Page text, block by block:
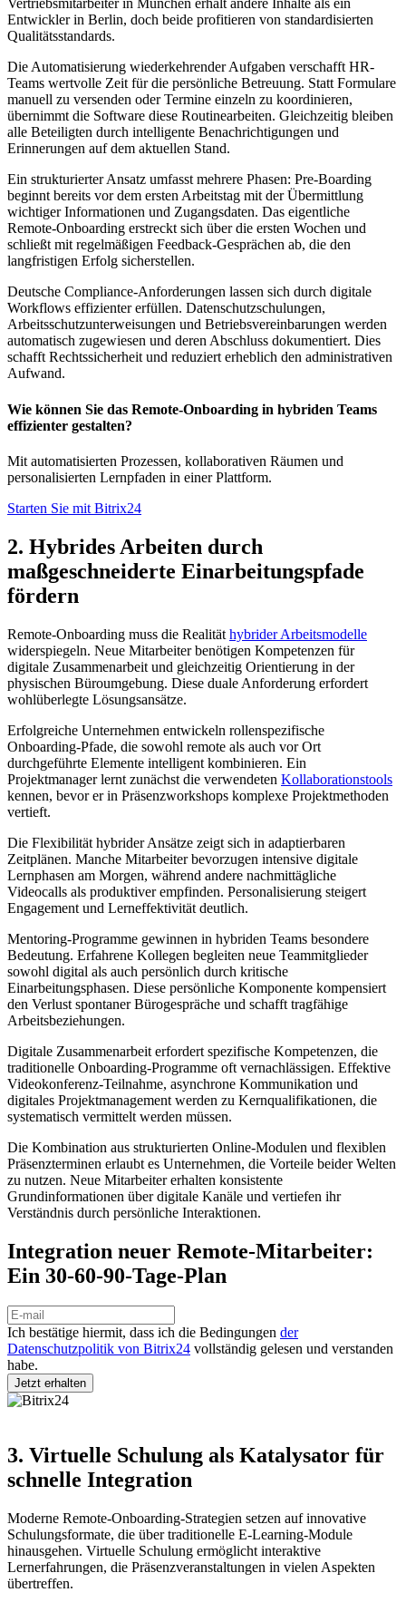
Vertriebsmitarbeiter in München erhält andere Inhalte als ein
Entwickler in Berlin, doch beide profitieren von standardisierten
Qualitätsstandards.
Die Automatisierung wiederkehrender Aufgaben verschafft HR-
Teams wertvolle Zeit für die persönliche Betreuung. Statt Formulare
manuell zu versenden oder Termine einzeln zu koordinieren,
übernimmt die Software diese Routinearbeiten. Gleichzeitig bleiben
alle Beteiligten durch intelligente Benachrichtigungen und
Erinnerungen auf dem aktuellen Stand.
Ein strukturierter Ansatz umfasst mehrere Phasen: Pre-Boarding
beginnt bereits vor dem ersten Arbeitstag mit der Übermittlung
wichtiger Informationen und Zugangsdaten. Das eigentliche
Remote-Onboarding erstreckt sich über die ersten Wochen und
schließt mit regelmäßigen Feedback-Gesprächen ab, die den
langfristigen Erfolg sicherstellen.
Deutsche Compliance-Anforderungen lassen sich durch digitale
Workflows effizienter erfüllen. Datenschutzschulungen,
Arbeitsschutzunterweisungen und Betriebsvereinbarungen werden
automatisch zugewiesen und deren Abschluss dokumentiert. Dies
schafft Rechtssicherheit und reduziert erheblich den administrativen
Aufwand.
Wie können Sie das Remote-Onboarding in hybriden Teams
effizienter gestalten?
Mit automatisierten Prozessen, kollaborativen Räumen und
personalisierten Lernpfaden in einer Plattform.
Starten Sie mit Bitrix24
2. Hybrides Arbeiten durch
maßgeschneiderte Einarbeitungspfade
fördern
Remote-Onboarding muss die Realität hybrider Arbeitsmodelle
widerspiegeln. Neue Mitarbeiter benötigen Kompetenzen für
digitale Zusammenarbeit und gleichzeitig Orientierung in der
physischen Büroumgebung. Diese duale Anforderung erfordert
wohlüberlegte Lösungsansätze.
Erfolgreiche Unternehmen entwickeln rollenspezifische
Onboarding-Pfade, die sowohl remote als auch vor Ort
durchgeführte Elemente intelligent kombinieren. Ein
Projektmanager lernt zunächst die verwendeten Kollaborationstools
kennen, bevor er in Präsenzworkshops komplexe Projektmethoden
vertieft.
Die Flexibilität hybrider Ansätze zeigt sich in adaptierbaren
Zeitplänen. Manche Mitarbeiter bevorzugen intensive digitale
Lernphasen am Morgen, während andere nachmittägliche
Videocalls als produktiver empfinden. Personalisierung steigert
Engagement und Lerneffektivität deutlich.
Mentoring-Programme gewinnen in hybriden Teams besondere
Bedeutung. Erfahrene Kollegen begleiten neue Teammitglieder
sowohl digital als auch persönlich durch kritische
Einarbeitungsphasen. Diese persönliche Komponente kompensiert
den Verlust spontaner Bürogespräche und schafft tragfähige
Arbeitsbeziehungen.
Digitale Zusammenarbeit erfordert spezifische Kompetenzen, die
traditionelle Onboarding-Programme oft vernachlässigen. Effektive
Videokonferenz-Teilnahme, asynchrone Kommunikation und
digitales Projektmanagement werden zu Kernqualifikationen, die
systematisch vermittelt werden müssen.
Die Kombination aus strukturierten Online-Modulen und flexiblen
Präsenzterminen erlaubt es Unternehmen, die Vorteile beider Welten
zu nutzen. Neue Mitarbeiter erhalten konsistente
Grundinformationen über digitale Kanäle und vertiefen ihr
Verständnis durch persönliche Interaktionen.
Integration neuer Remote-Mitarbeiter:
Ein 30-60-90-Tage-Plan
Ich bestätige hiermit, dass ich die Bedingungen der
Datenschutzpolitik von Bitrix24 vollständig gelesen und verstanden
habe.
3. Virtuelle Schulung als Katalysator für
schnelle Integration
Moderne Remote-Onboarding-Strategien setzen auf innovative
Schulungsformate, die über traditionelle E-Learning-Module
hinausgehen. Virtuelle Schulung ermöglicht interaktive
Lernerfahrungen, die Präsenzveranstaltungen in vielen Aspekten
übertreffen.